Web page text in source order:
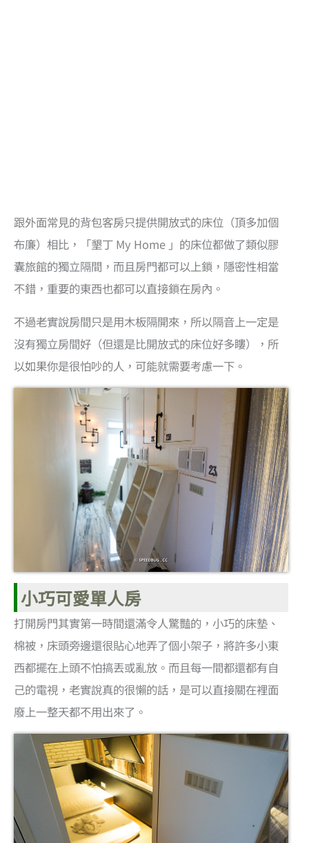
跟外面常見的背包客房只提供開放式的床位（頂多加個
布廉）相比，「墾丁 My Home 」的床位都做了類似膠
囊旅館的獨立隔間，而且房門都可以上鎖，隱密性相當
不錯，重要的東西也都可以直接鎖在房內。
不過老實說房間只是用木板隔開來，所以隔音上一定是
沒有獨立房間好（但還是比開放式的床位好多瞜），所
以如果你是很怕吵的人，可能就需要考慮一下。
小巧可愛單人房
打開房門其實第一時間還滿令人驚豔的，小巧的床墊、
棉被，床頭旁邊還很貼心地弄了個小架子，將許多小東
西都擺在上頭不怕搞丟或亂放。而且每一間都還都有自
己的電視，老實說真的很懶的話，是可以直接關在裡面
廢上一整天都不用出來了。